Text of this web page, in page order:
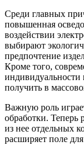
Среди главных
повышенная
воздействии
выбирают
предпочтение
Кроме того,
получить в
Важную роль
обработки. Теперь
из нее отдельных
расширяет поле